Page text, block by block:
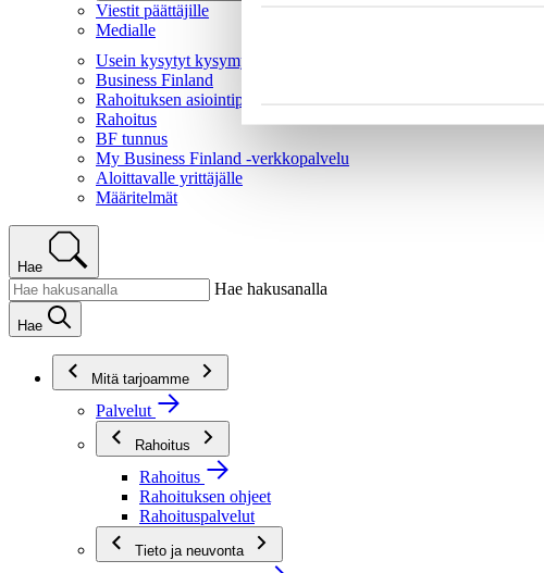
Viestit päättäjille
Medialle
Usein kysytyt kysymykset
Business Finland
Rahoituksen asiointipalvelu
Rahoitus
BF tunnus
My Business Finland -verkkopalvelu
Aloittavalle yrittäjälle
Määritelmät
Hae
Hae hakusanalla
Hae
Mitä tarjoamme
Palvelut
Rahoitus
Rahoitus
Rahoituksen ohjeet
Rahoituspalvelut
Tieto ja neuvonta